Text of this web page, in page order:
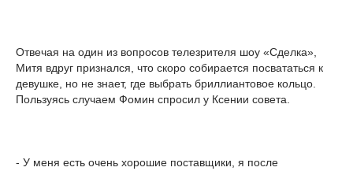
Отвечая на один из вопросов телезрителя шоу «Сделка»,
Митя вдруг признался, что скоро собирается посвататься к
девушке, но не знает, где выбрать бриллиантовое кольцо.
Пользуясь случаем Фомин спросил у Ксении совета.
- У меня есть очень хорошие поставщики, я после